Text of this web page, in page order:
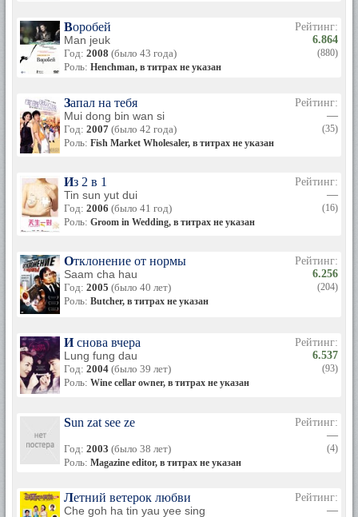
Воробей
Man jeuk
Год: 2008 (было 43 года)
Роль: Henchman, в титрах не указан
Рейтинг:
6.864
(880)
Запал на тебя
Mui dong bin wan si
Год: 2007 (было 42 года)
Роль: Fish Market Wholesaler, в титрах не указан
Рейтинг:
—
(35)
Из 2 в 1
Tin sun yut dui
Год: 2006 (было 41 год)
Роль: Groom in Wedding, в титрах не указан
Рейтинг:
—
(16)
Отклонение от нормы
Saam cha hau
Год: 2005 (было 40 лет)
Роль: Butcher, в титрах не указан
Рейтинг:
6.256
(204)
И снова вчера
Lung fung dau
Год: 2004 (было 39 лет)
Роль: Wine cellar owner, в титрах не указан
Рейтинг:
6.537
(93)
Sun zat see ze
Год: 2003 (было 38 лет)
Роль: Magazine editor, в титрах не указан
Рейтинг:
—
(4)
Летний ветерок любви
Che goh ha tin yau yee sing
Рейтинг:
—